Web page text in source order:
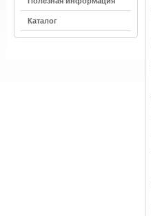
Каталог